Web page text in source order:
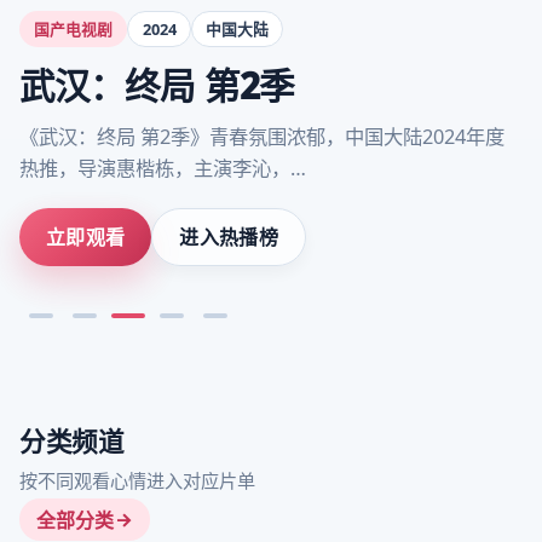
国产电视剧 2024 中国大陆
武汉：终局 第2季
《武汉：终局 第2季》青春氛围浓郁，中国大陆2024年度
热推，导演惠楷栋，主演李沁，…
立即观看 进入热播榜
分类频道
按不同观看心情进入对应片单
全部分类